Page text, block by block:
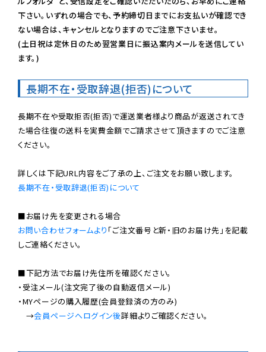
下さい。いずれの場合でも、予約締切日までにお支払いが確認でき
ない場合は、キャンセルとなりますのでご注意下さいませ。
(土日祝は定休日のため翌営業日に振込案内メールを送信してい
ます。)
長期不在・受取辞退(拒否)について
長期不在や受取拒否(拒否)で運送業者様より商品が返送されてき
た場合往復の送料を実費金額でご請求させて頂きますのでご注意
ください。
長期不在・受取辞退(拒否)について
お問い合わせフォームより 「ご注文番号と新・旧のお届け先」を記載
しご連絡ください。
■下記方法でお届け先住所を確認ください。
・受注メール(注文完了後の自動返信メール)
・MYページの購入履歴(会員登録済の方のみ)
→会員ページへログイン後詳細よりご確認ください。